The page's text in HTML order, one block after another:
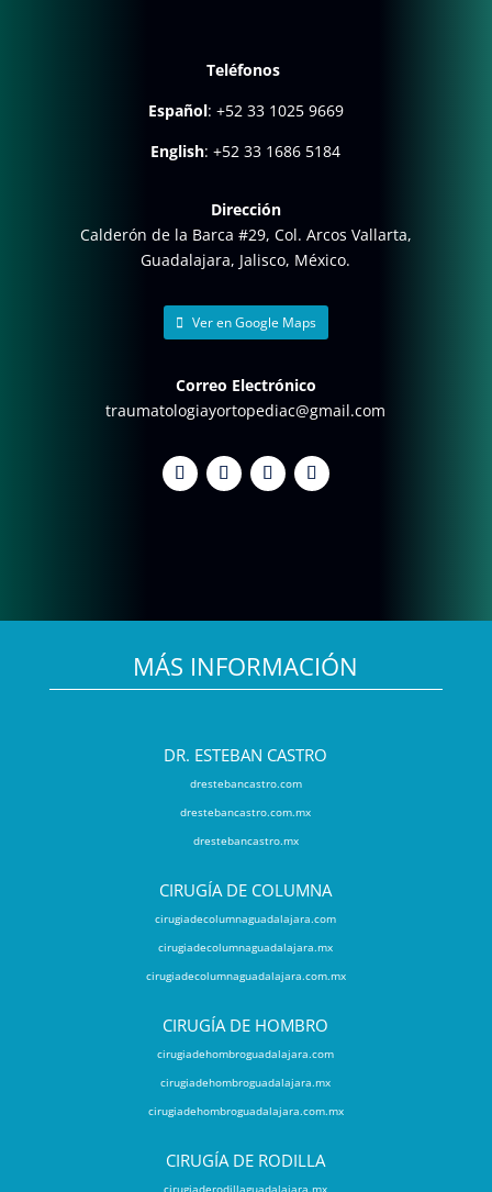
Teléfonos
Español: +52 33 1025 9669
English:+52 33 1686 5184
Dirección
Calderón de la Barca #29, Col. Arcos Vallarta,
Guadalajara, Jalisco, México.
Ver en Google Maps
Correo Electrónico
traumatologiayortopediac@gmail.com
MÁS INFORMACIÓN
DR. ESTEBAN CASTRO
drestebancastro.com
drestebancastro.com.mx
drestebancastro.mx
CIRUGÍA DE COLUMNA
cirugiadecolumnaguadalajara.com
cirugiadecolumnaguadalajara.mx
cirugiadecolumnaguadalajara.com.mx
CIRUGÍA DE HOMBRO
cirugiadehombroguadalajara.com
cirugiadehombroguadalajara.mx
cirugiadehombroguadalajara.com.mx
CIRUGÍA DE RODILLA